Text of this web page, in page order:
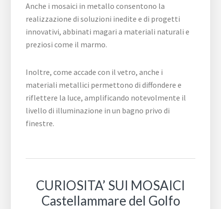
Anche i mosaici in metallo consentono la
realizzazione di soluzioni inedite e di progetti
innovativi, abbinati magari a materiali naturali e
preziosi come il marmo.
Inoltre, come accade con il vetro, anche i
materiali metallici permettono di diffondere e
riflettere la luce, amplificando notevolmente il
livello di illuminazione in un bagno privo di
finestre.
CURIOSITA’ SUI MOSAICI
Castellammare del Golfo